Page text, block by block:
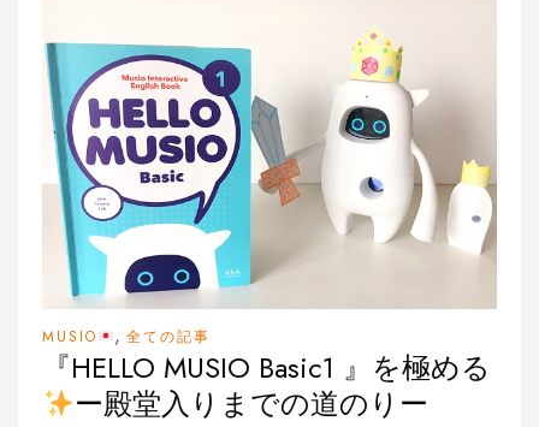
MUSIO , 全ての記事
『HELLO MUSIO Basic1 』を極める
ー殿堂入りまでの道のりー